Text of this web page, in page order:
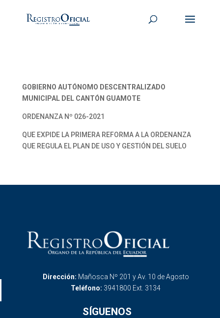
GOBIERNO AUTÓNOMO DESCENTRALIZADO
MUNICIPAL DEL CANTÓN GUAMOTE
ORDENANZA Nº 026-2021
QUE EXPIDE LA PRIMERA REFORMA A LA ORDENANZA
QUE REGULA EL PLAN DE USO Y GESTIÓN DEL SUELO
Dirección: Mañosca Nº 201 y Av. 10 de Agosto
Teléfono: 3941800 Ext. 3134
SÍGUENOS